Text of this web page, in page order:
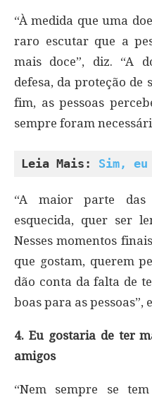
“À medida que uma
raro escutar que a
mais doce”, diz. “A
defesa, da proteção de
fim, as pessoas
sempre foram
Leia Mais: Sim,
“A maior parte
esquecida, quer ser
Nesses momentos
que gostam, querem
dão conta da falta de
boas para as pessoas”,
4. Eu gostaria de ter
amigos
“Nem sempre se